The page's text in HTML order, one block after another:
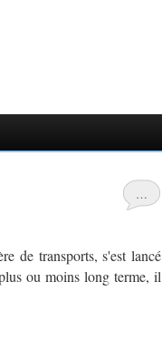
…
de transports, s'est lancé
ou moins long terme, il